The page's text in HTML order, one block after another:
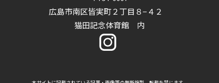
広島市南区皆実町２丁目８−４２
猫田記念体育館 内